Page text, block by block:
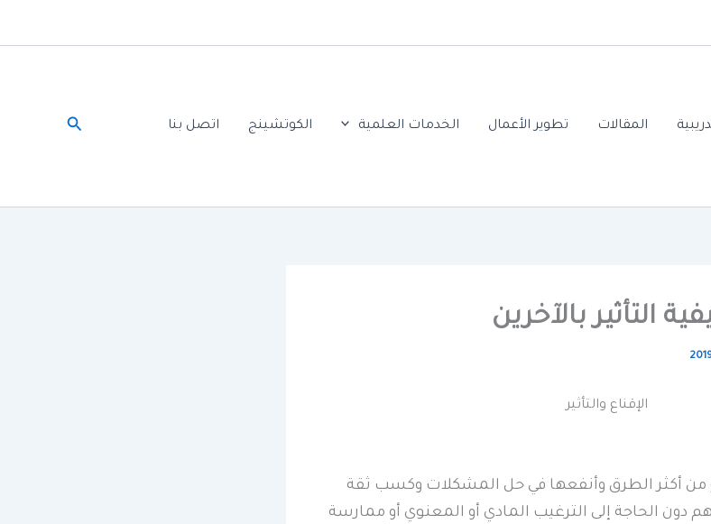
المقالات تطوير الأعمال الخدمات العلمية الكوتشينج اتصل بنا البحث
التأثير بالآخرين
الإقناع والتأثير
من أكثر الطرق وأنفعها في حل المشكلات وكسب ثقة
دون الحاجة إلى الترغيب المادي أو المعنوي أو ممارسة